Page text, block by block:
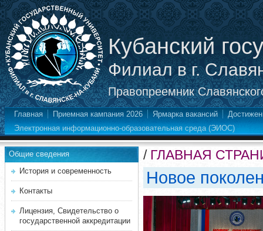
Кубанский
Филиал в г.
Правопреемник
Главная Приемная кампания 2026 Ярмарка вакансий
Электронная информационно-образовательная среда (ЭИОС)
Общие сведения
История и современность
Контакты
Лицензия, Свидетельство о
государственной аккредитации
/ ГЛАВНАЯ
Новое